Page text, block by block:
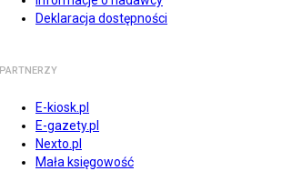
Deklaracja dostępności
PARTNERZY
E-kiosk.pl
E-gazety.pl
Nexto.pl
Mała księgowość